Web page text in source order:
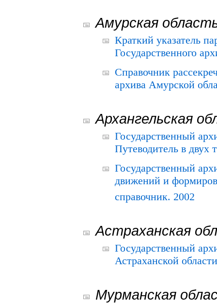
Амурская
Краткий указатель
Государственного
Справочник
архива Амурской
Архангельская
Государственный
Путеводитель в двух
Государственный
движений и
справочник. 2002
Астраханская
Государственный
Астраханской
Мурманская